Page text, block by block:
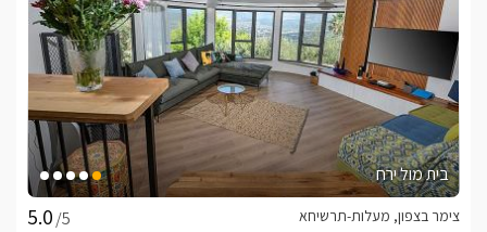
בית מול ירח
/5
צימר בצפון, מעלות-תרשיחא